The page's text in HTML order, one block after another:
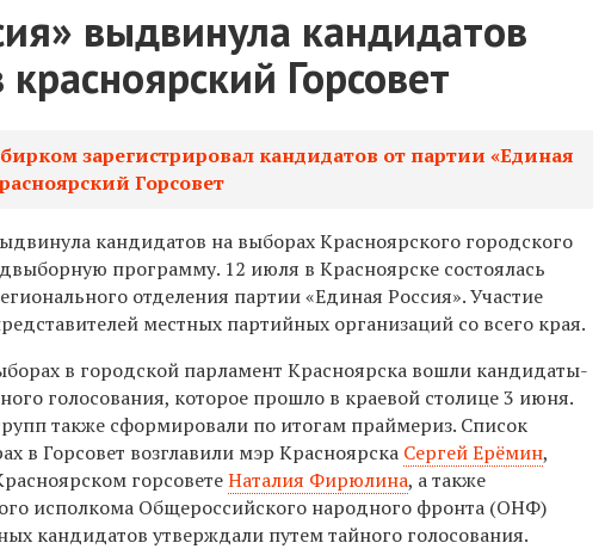
выдвинула кандидатов
Горсовет
зарегистрировал кандидатов от партии «Единая
Горсовет
кандидатов на выборах Красноярского городского
программу. 12 июля в Красноярске состоялась
отделения партии «Единая Россия». Участие
местных партийных организаций со всего края.
в городской парламент Красноярска вошли кандидаты-
голосования, которое прошло в краевой столице 3 июня.
также сформировали по итогам праймериз. Список
в Горсовет возглавили мэр Красноярска Сергей Ерёмин,
горсоветеНаталия Фирюлина, а также
исполкома Общероссийского народного фронта (ОНФ)
кандидатов утверждали путем тайного голосования.